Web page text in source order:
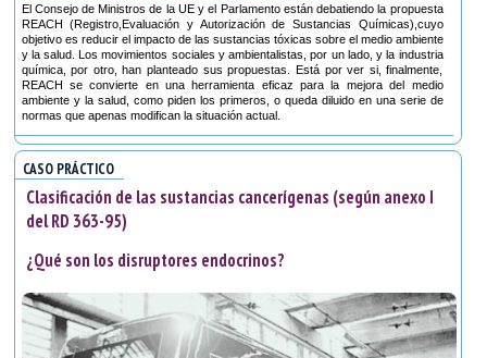
El Consejo de Ministros de la UE y el Parlamento están debatiendo la propuesta
REACH (Registro,Evaluación y Autorización de Sustancias Químicas),cuyo
objetivo es reducir el impacto de las sustancias tóxicas sobre el medio ambiente
y la salud. Los movimientos sociales y ambientalistas, por un lado, y la industria
química, por otro, han planteado sus propuestas. Está por ver si, finalmente,
REACH se convierte en una herramienta eficaz para la mejora del medio
ambiente y la salud, como piden los primeros, o queda diluido en una serie de
normas que apenas modifican la situación actual.
CASO PRÁCTICO
Clasificación de las sustancias cancerígenas (según anexo I
del RD 363-95)
¿Qué son los disruptores endocrinos?